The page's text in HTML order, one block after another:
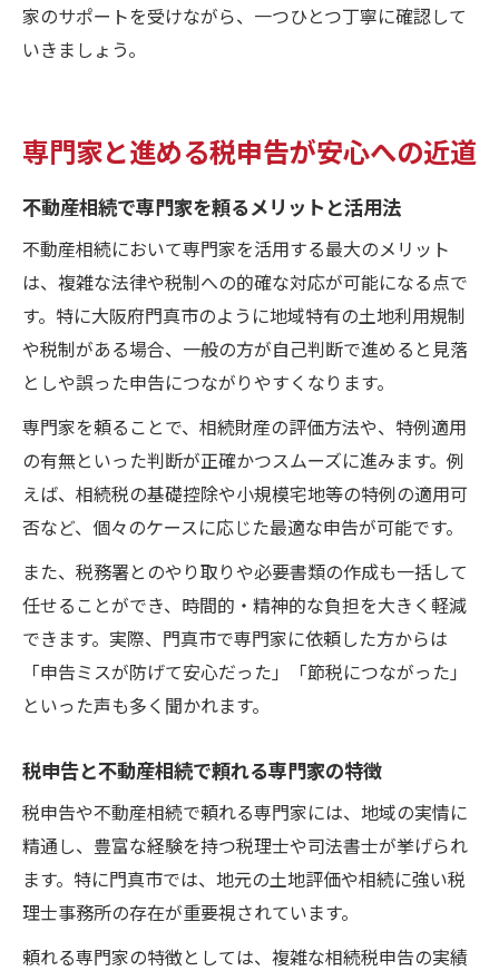
家のサポートを受けながら、一つひとつ丁寧に確認して
いきましょう。
専門家と進める税申告が安心への近道
不動産相続で専門家を頼るメリットと活用法
不動産相続において専門家を活用する最大のメリット
は、複雑な法律や税制への的確な対応が可能になる点で
す。特に大阪府門真市のように地域特有の土地利用規制
や税制がある場合、一般の方が自己判断で進めると見落
としや誤った申告につながりやすくなります。
専門家を頼ることで、相続財産の評価方法や、特例適用
の有無といった判断が正確かつスムーズに進みます。例
えば、相続税の基礎控除や小規模宅地等の特例の適用可
否など、個々のケースに応じた最適な申告が可能です。
また、税務署とのやり取りや必要書類の作成も一括して
任せることができ、時間的・精神的な負担を大きく軽減
できます。実際、門真市で専門家に依頼した方からは
「申告ミスが防げて安心だった」「節税につながった」
といった声も多く聞かれます。
税申告と不動産相続で頼れる専門家の特徴
税申告や不動産相続で頼れる専門家には、地域の実情に
精通し、豊富な経験を持つ税理士や司法書士が挙げられ
ます。特に門真市では、地元の土地評価や相続に強い税
理士事務所の存在が重要視されています。
頼れる専門家の特徴としては、複雑な相続税申告の実績